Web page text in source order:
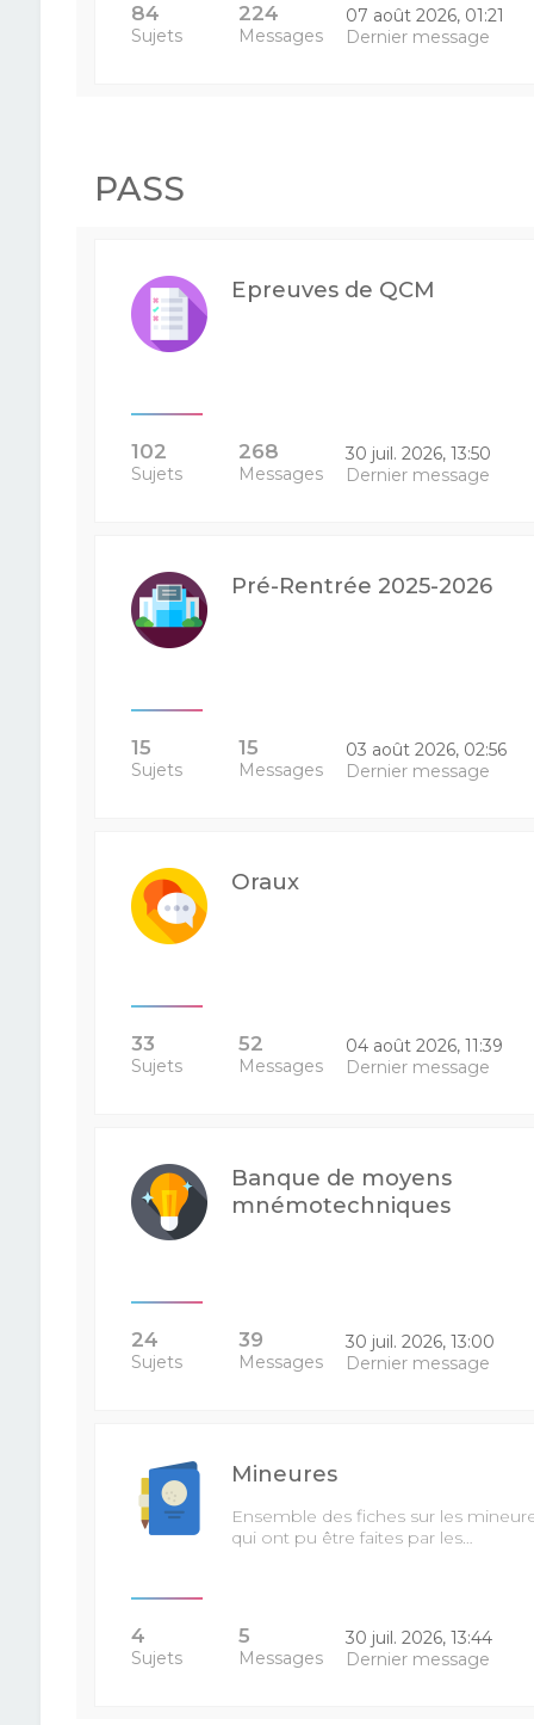
84
Sujets
224
Messages
07 août 2026, 01:21
Dernier message
PASS
Epreuves de QCM
102
Sujets
268
Messages
30 juil. 2026, 13:50
Dernier message
Pré-Rentrée 2025-2026
15
Sujets
15
Messages
03 août 2026, 02:56
Dernier message
Oraux
33
Sujets
52
Messages
04 août 2026, 11:39
Dernier message
Banque de moyens
mnémotechniques
24
Sujets
39
Messages
30 juil. 2026, 13:00
Dernier message
Mineures
Ensemble des fiches sur les
qui ont pu être faites par les…
4
Sujets
5
Messages
30 juil. 2026, 13:44
Dernier message